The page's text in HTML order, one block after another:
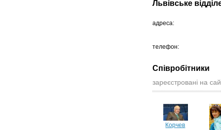
Львівське
адреса:
телефон:
Співробітники
зареєстровані на
Корчев